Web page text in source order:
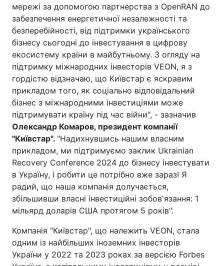
мережі за допомогою партнерства з OpenRAN до
забезпечення енергетичної незалежності та
безперебійності, від підтримки українського
бізнесу сьогодні до інвестування в цифрову
екосистему країни в майбутньому. З огляду на
підтримку міжнародних інвесторів VEON, я з
гордістю відзначаю, що Київстар є яскравим
прикладом того, як соціально відповідальний
бізнес з міжнародними інвестиціями може
підтримувати країну під час війни", - зазначив
Олександр Комаров, президент компанії
"Київстар". "Надихнувшись нашим власним
прикладом, ми підтримуємо заклик Ukrainian
Recovery Conference 2024 до бізнесу інвестувати
в Україну, і робити це потрібно вже зараз! Я
радий, що наша компанія долучається,
збільшивши власні інвестиційні зобов'язання: 1
мільярд доларів США протягом 5 років".
Компанія "Київстар", що належить VEON, стала
одним із найбільших іноземних інвесторів
України у 2022 та 2023 роках за версією Forbes